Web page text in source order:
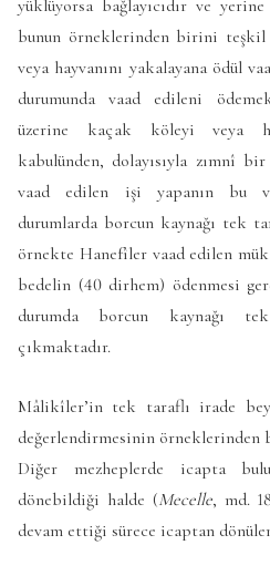
yüklüyorsa bağlayıcıdır ve
bunun örneklerinden birini teşkil
veya hayvanını yakalayana ödül
durumunda vaad edileni
üzerine kaçak köleyi veya
kabulünden, dolayısıyla zımnî
vaad edilen işi yapanın bu
durumlarda borcun kaynağı tek
örnekte Hanefîler vaad edilen
bedelin (40 dirhem) ödenmesi
durumda borcun kaynağı
çıkmaktadır.
Mâlikîler’in tek taraflı irade
değerlendirmesinin örneklerinden
Diğer mezheplerde icapta
dönebildiği halde (Mecelle, md.
devam ettiği sürece icaptan